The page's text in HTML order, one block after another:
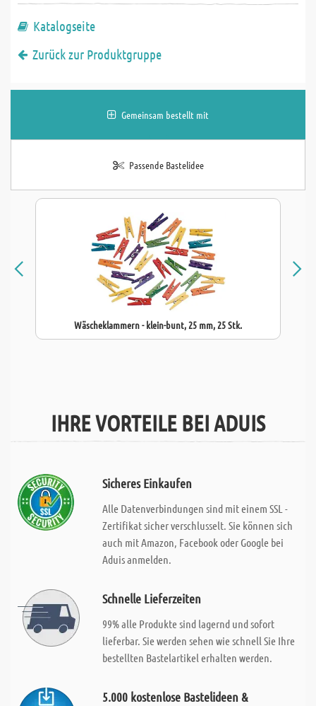
Katalogseite
Zurück zur Produktgruppe
Gemeinsam bestellt mit
Passende Bastelidee
Wäscheklammern - klein-bunt, 25 mm, 25 Stk.
IHRE VORTEILE BEI ADUIS
Sicheres Einkaufen
Alle Datenverbindungen sind mit einem SSL -
Zertifikat sicher verschlusselt. Sie können sich
auch mit Amazon, Facebook oder Google bei
Aduis anmelden.
Schnelle Lieferzeiten
99% alle Produkte sind lagernd und sofort
lieferbar. Sie werden sehen wie schnell Sie Ihre
bestellten Bastelartikel erhalten werden.
5.000 kostenlose Bastelideen &